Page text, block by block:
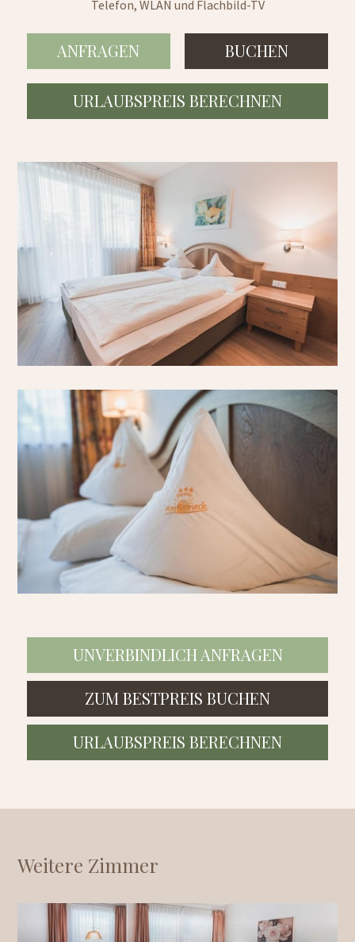
Telefon, WLAN und Flachbild-TV
ANFRAGEN BUCHEN
URLAUBSPREIS BERECHNEN
UNVERBINDLICH ANFRAGEN
ZUM BESTPREIS BUCHEN
URLAUBSPREIS BERECHNEN
Weitere Zimmer